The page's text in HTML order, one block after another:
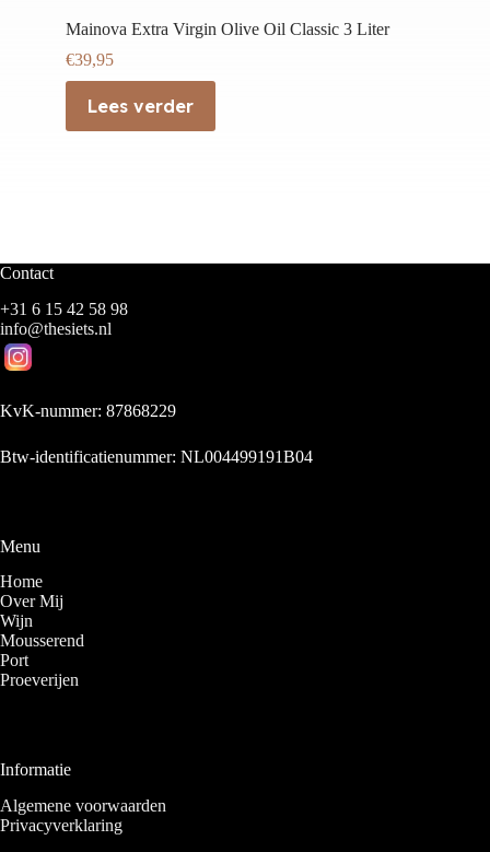
Mainova Extra Virgin Olive Oil Classic 3 Liter
€39,95
Lees verder
Contact
+31 6 15 42 58 98
info@thesiets.nl
KvK-nummer: 87868229
Btw-identificatienummer: NL004499191B04
Menu
Home
Over Mij
Wijn
Mousserend
Port
Proeverijen
Informatie
Algemene voorwaarden
Privacyverklaring